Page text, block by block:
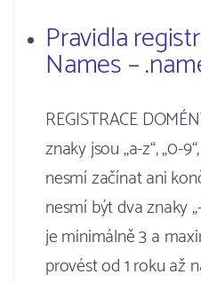
Pravidla
Names –
REGISTRACE
znaky jsou „a-z“, „0-
nesmí začínat ani
nesmí být dva znaky
je minimálně 3 a
provést od 1 roku až